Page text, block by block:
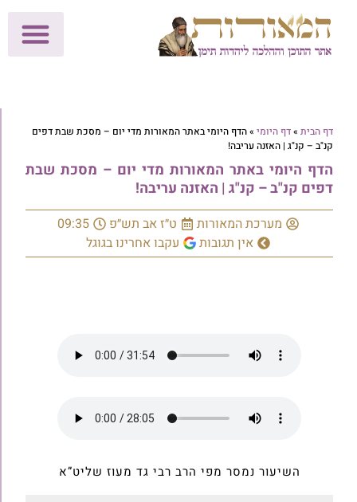
דף הבית »דף היומי »הדף היומי באתר המאורות מדי יום – מסכת שבת דפים
קנ"ב – קנ"ג | האזנה עריבה!
הדף היומי באתר המאורות מדי יום – מסכת שבת
דפים קנ"ב – קנ"ג | האזנה עריבה!
מערכת המאורות ט״ז אב תש״פ
09:35
אין תגובות
עקבו אחרינו בגוגל
השיעור נמסר מפי הרב רבי גד מעוז שליט”א